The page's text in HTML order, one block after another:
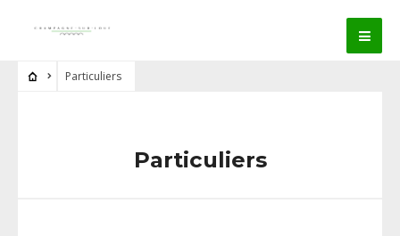
Particuliers
Particuliers